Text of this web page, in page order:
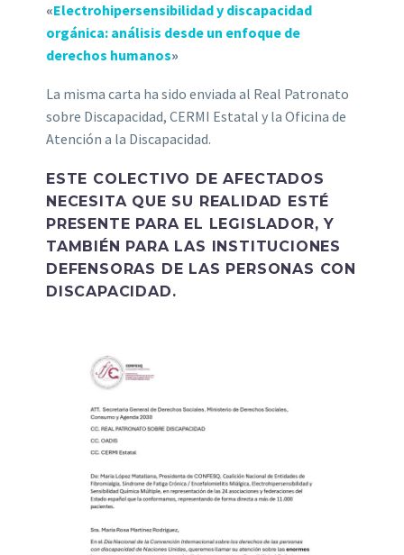
«Electrohipersensibilidad y discapacidad
orgánica: análisis desde un enfoque de
derechos humanos»
La misma carta ha sido enviada al Real Patronato
sobre Discapacidad, CERMI Estatal y la Oficina de
Atención a la Discapacidad.
ESTE COLECTIVO DE AFECTADOS
NECESITA QUE SU REALIDAD ESTÉ
PRESENTE PARA EL LEGISLADOR, Y
TAMBIÉN PARA LAS INSTITUCIONES
DEFENSORAS DE LAS PERSONAS CON
DISCAPACIDAD.